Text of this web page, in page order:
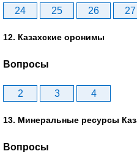
24
25 26 27
12. Казахские оронимы
Вопросы
2 3 4
13. Минеральные ресурсы
Вопросы